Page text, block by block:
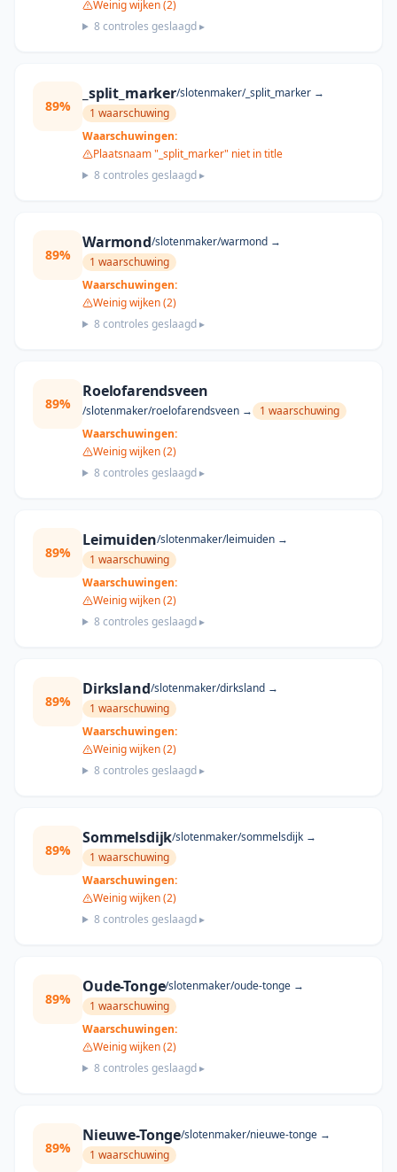
Weinig wijken (2)
8controles geslaagd ▸
89%
_split_marker/slotenmaker/_split_marker→
1 waarschuwing
Waarschuwingen:
Plaatsnaam "_split_marker" niet in title
8controles geslaagd ▸
89%
Warmond/slotenmaker/warmond→
1 waarschuwing
Waarschuwingen:
Weinig wijken (2)
8controles geslaagd ▸
89%
Roelofarendsveen
/slotenmaker/roelofarendsveen → 1 waarschuwing
Waarschuwingen:
Weinig wijken (2)
8controles geslaagd ▸
89%
Leimuiden/slotenmaker/leimuiden→
1 waarschuwing
Waarschuwingen:
Weinig wijken (2)
8controles geslaagd ▸
89%
Dirksland/slotenmaker/dirksland→
1 waarschuwing
Waarschuwingen:
Weinig wijken (2)
8controles geslaagd ▸
89%
Sommelsdijk/slotenmaker/sommelsdijk →
1 waarschuwing
Waarschuwingen:
Weinig wijken (2)
8controles geslaagd ▸
89%
Oude-Tonge/slotenmaker/oude-tonge →
1 waarschuwing
Waarschuwingen:
Weinig wijken (2)
8controles geslaagd ▸
89%
Nieuwe-Tonge/slotenmaker/nieuwe-tonge →
1 waarschuwing